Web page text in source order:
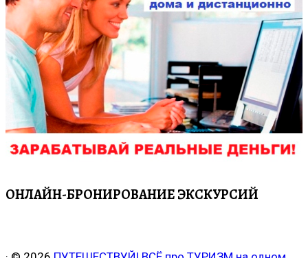
ОНЛАЙН-БРОНИРОВАНИЕ ЭКСКУРСИЙ